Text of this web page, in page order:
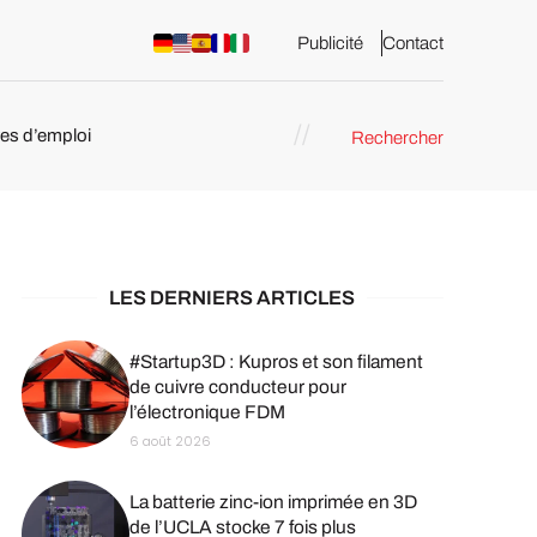
Publicité Contact
d’emploi Rechercher
LES DERNIERS ARTICLES
#Startup3D : Kupros et son filament
de cuivre conducteur pour
l’électronique FDM
6 août 2026
La batterie zinc-ion imprimée en 3D
de l’UCLA stocke 7 fois plus